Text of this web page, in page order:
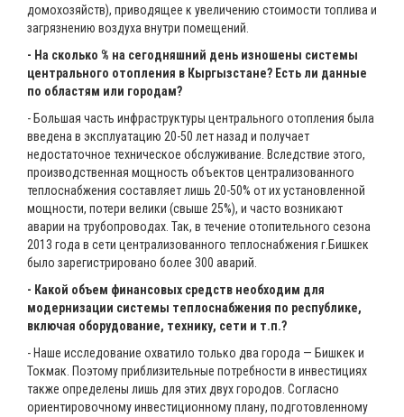
домохозяйств), приводящее к увеличению стоимости топлива и
загрязнению воздуха внутри помещений.
- На сколько % на сегодняшний день изношены системы
центрального отопления в Кыргызстане? Есть ли данные
по областям или городам?
- Большая часть инфраструктуры центрального отопления была
введена в эксплуатацию 20-50 лет назад и получает
недостаточное техническое обслуживание. Вследствие этого,
производственная мощность объектов централизованного
теплоснабжения составляет лишь 20-50% от их установленной
мощности, потери велики (свыше 25%), и часто возникают
аварии на трубопроводах. Так, в течение отопительного сезона
2013 года в сети централизованного теплоснабжения г.Бишкек
было зарегистрировано более 300 аварий.
- Какой объем финансовых средств необходим для
модернизации системы теплоснабжения по республике,
включая оборудование, технику, сети и т.п.?
- Наше исследование охватило только два города — Бишкек и
Токмак. Поэтому приблизительные потребности в инвестициях
также определены лишь для этих двух городов. Согласно
ориентировочному инвестиционному плану, подготовленному